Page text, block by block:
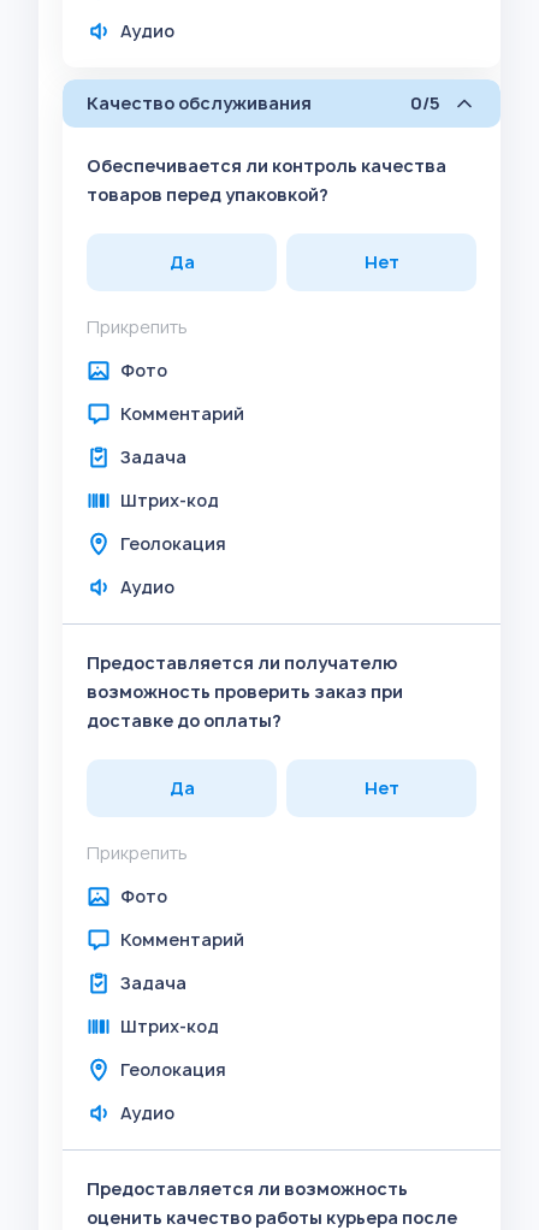
Аудио
Качество обслуживания 0/5
Обеспечивается ли контроль качества
товаров перед упаковкой?
Да Нет
Прикрепить
Фото
Комментарий
Задача
Штрих-код
Геолокация
Аудио
Предоставляется ли получателю
возможность проверить заказ при
доставке до оплаты?
Да Нет
Прикрепить
Фото
Комментарий
Задача
Штрих-код
Геолокация
Аудио
Предоставляется ли возможность
оценить качество работы курьера после